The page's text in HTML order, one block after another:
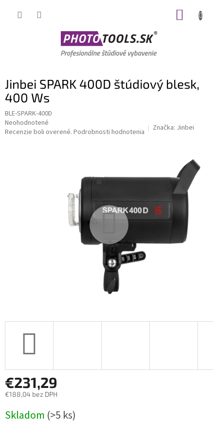
Jinbei SPARK 400D štúdiový blesk,
400 Ws
BLE-SPARK-400D
Priemerné
hodnotenie
Neohodnotené
Recenzie boli overené. Podrobnosti hodnotenia Značka: Jinbei
€231,29
€188,04 bez DPH
cena:
Skladom (>5 ks)